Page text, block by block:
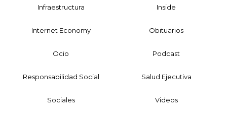
Infraestructura Inside
Internet Economy Obituarios
Ocio Podcast
Responsabilidad Social Salud Ejecutiva
Sociales Videos